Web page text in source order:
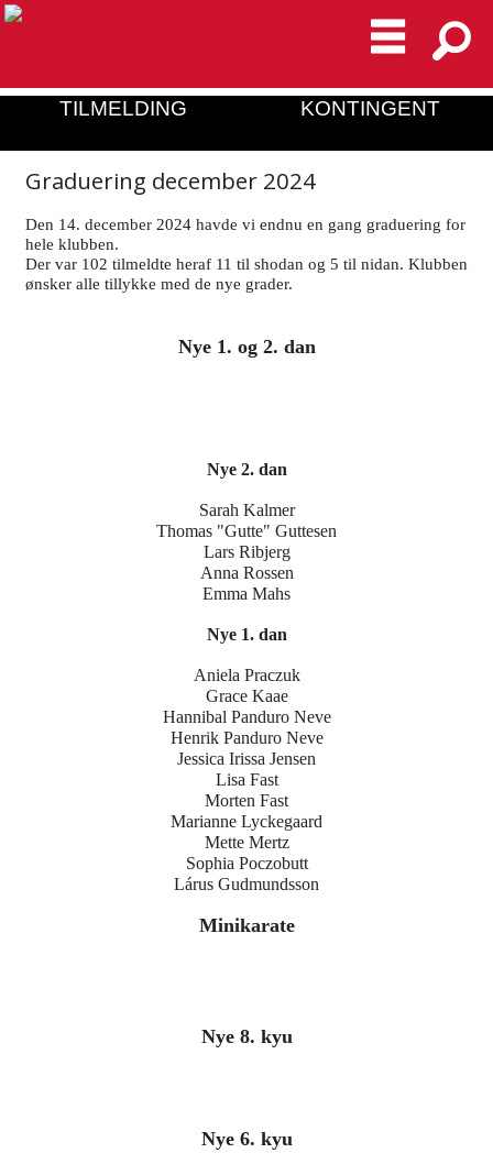
TILMELDING KONTINGENT
Graduering december 2024
Den 14. december 2024 havde vi endnu en gang graduering for
hele klubben.
Der var 102 tilmeldte heraf 11 til shodan og 5 til nidan. Klubben
ønsker alle tillykke med de nye grader.
Nye 1. og 2. dan
Nye 2. dan
Sarah Kalmer
Thomas "Gutte" Guttesen
Lars Ribjerg
Anna Rossen
Emma Mahs
Nye 1. dan
Aniela Praczuk
Grace Kaae
Hannibal Panduro Neve
Henrik Panduro Neve
Jessica Irissa Jensen
Lisa Fast
Morten Fast
Marianne Lyckegaard
Mette Mertz
Sophia Poczobutt
Lárus Gudmundsson
Minikarate
Nye 8. kyu
Nye 6. kyu